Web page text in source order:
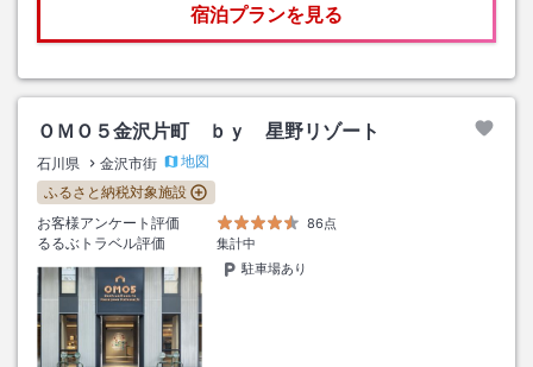
宿泊プランを見る
ＯＭＯ５金沢片町 ｂｙ 星野リゾート
石川県 金沢市街
地図
ふるさと納税対象施設
お客様アンケート評価
86点
るるぶトラベル評価
集計中
駐車場あり